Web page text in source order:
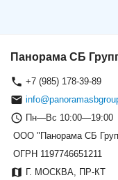
Панорама СБ
+7 (985) 178-39-89
Пн—Вс 10:00—19:00
ООО "Панорама СБ
ОГРН 1197746651211
Г. МОСКВА, ПР-КТ